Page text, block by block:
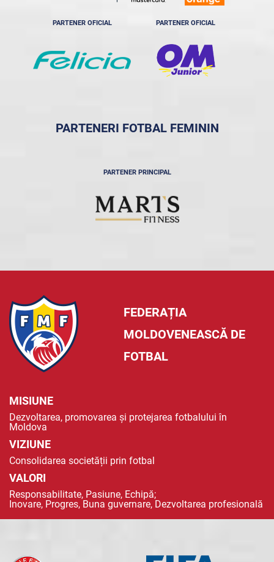
PARTENER OFICIAL PARTENER OFICIAL
PARTENERI FOTBAL FEMININ
PARTENER PRINCIPAL
FEDERAȚIA
MOLDOVENEASCĂ DE
FOTBAL
MISIUNE
Dezvoltarea, promovarea și protejarea fotbalului în
Moldova
VIZIUNE
Consolidarea societății prin fotbal
VALORI
Responsabilitate, Pasiune, Echipă;
Inovare, Progres, Buna guvernare, Dezvoltarea profesională